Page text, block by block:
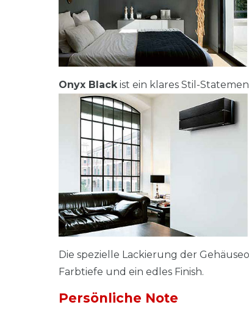
Onyx Blackist ein klares Stil-
Die spezielle Lackierung der
Farbtiefe und ein edles Finish.
Persönliche Note